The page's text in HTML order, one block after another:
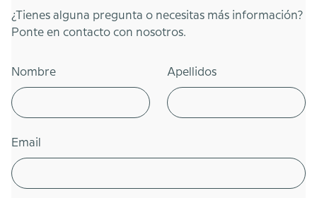
¿Tienes alguna pregunta o necesitas más información?
Ponte en contacto con nosotros.
Nombre Apellidos
Email